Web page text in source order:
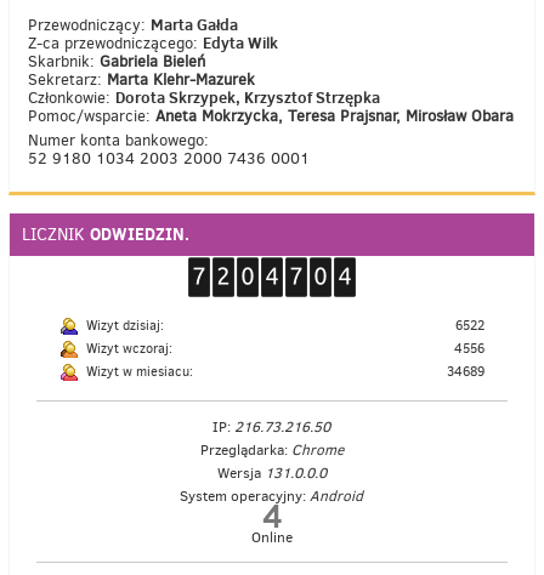
Przewodniczący: Marta Gałda
Z-ca przewodniczącego: Edyta Wilk
Skarbnik: Gabriela Bieleń
Sekretarz: Marta Klehr-Mazurek
Członkowie: Dorota Skrzypek, Krzysztof Strzępka
Pomoc/wsparcie: Aneta Mokrzycka, Teresa Prajsnar, Mirosław Obara
Numer konta bankowego:
52 9180 1034 2003 2000 7436 0001
LICZNIK ODWIEDZIN.
Wizyt dzisiaj:
6522
Wizyt wczoraj:
4556
Wizyt w miesiacu:
34689
IP: 216.73.216.50
Przeglądarka: Chrome
Wersja 131.0.0.0
System operacyjny:Android
4
Online